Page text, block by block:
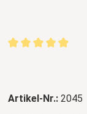
Durchschnittliche
Artikel-Nr.: 2045